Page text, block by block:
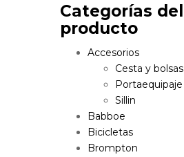
Categorías del
producto
Accesorios
Cesta y bolsas
Portaequipaje
Sillin
Babboe
Bicicletas
Brompton